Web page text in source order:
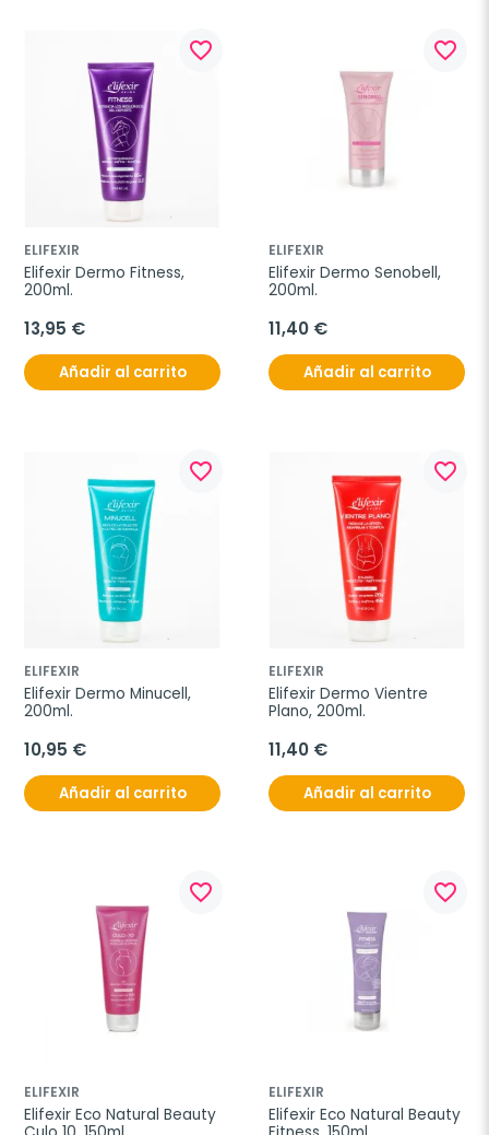
favorite_border
ELIFEXIR
Elifexir Dermo Fitness,
200ml.
13,95 €
Añadir al carrito
favorite_border
ELIFEXIR
Elifexir Dermo Senobell,
200ml.
11,40 €
Añadir al carrito
favorite_border
ELIFEXIR
Elifexir Dermo Minucell,
200ml.
10,95 €
Añadir al carrito
favorite_border
ELIFEXIR
Elifexir Dermo Vientre
Plano, 200ml.
11,40 €
Añadir al carrito
favorite_border
ELIFEXIR
Elifexir Eco Natural Beauty
favorite_border
ELIFEXIR
Elifexir Eco Natural Beauty